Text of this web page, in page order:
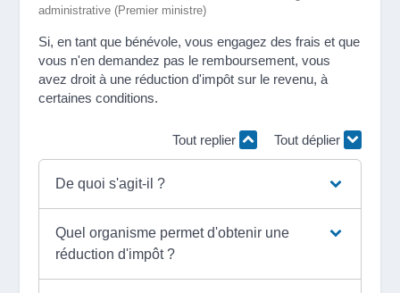
administrative (Premier ministre)
Si, en tant que bénévole, vous engagez des frais et que
vous n'en demandez pas le remboursement, vous
avez droit à une réduction d'impôt sur le revenu, à
certaines conditions.
Tout replier Tout déplier
De quoi s'agit-il ?
Quel organisme permet d'obtenir une
réduction d'impôt ?